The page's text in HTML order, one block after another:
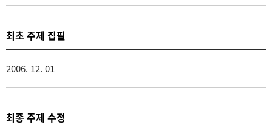
최초 주제 집필
2006. 12. 01
최종 주제 수정